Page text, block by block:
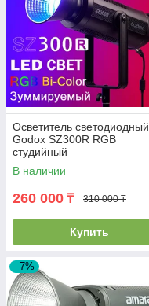
Осветитель светодиодный
Godox SZ300R RGB
студийный
В наличии
260 000 ₸ 310 000 ₸
Купить
–7%